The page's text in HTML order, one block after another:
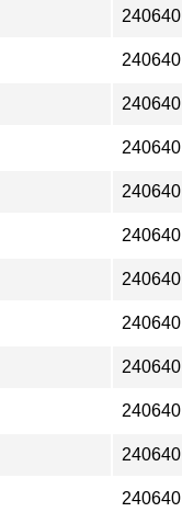
240640
240640
240640
240640
240640
240640
240640
240640
240640
240640
240640
240640